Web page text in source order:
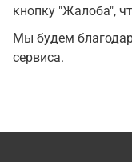
кнопку "Жалоба",
Мы будем
сервиса.